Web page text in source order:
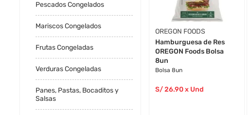
Pescados Congelados
Mariscos Congelados
Frutas Congeladas
Verduras Congeladas
Panes, Pastas, Bocaditos y
Salsas
OREGON FOODS
Hamburguesa de Res
OREGON Foods Bolsa
8un
Bolsa 8un
S/26.90x Und